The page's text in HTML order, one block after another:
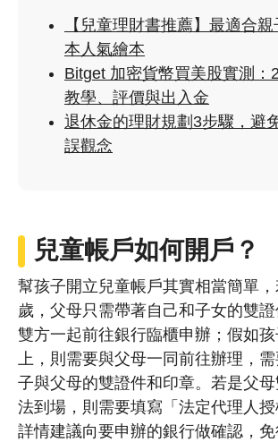
【兒童理財書推薦】最適合
本人氣繪本
Bitget 加密貨幣買美股實測：
教學、評價與出入金
退休金的理財規劃3步驟，避
誤觀念
兒童帳戶如何開戶？
幫孩子開立兒童帳戶其實相當簡單
歲，父母只需帶著自己和子女的雙
雙方一起前往銀行臨櫃申辦；假如
上，則需要與父母一同前往辦理，
子與父母的雙證件和印章。若是父
法到場，則需要填寫「法定代理人授
詳情建議向要申辦的銀行做確認，